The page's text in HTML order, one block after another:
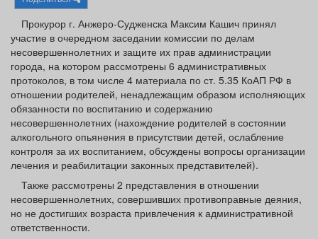
Афиша
Товары Поздравления Погода
ТВ программа Я - пенсионер
Прокурор г. Анжеро-Судженска Максим Кашич принял
участие в очередном заседании комиссии по делам
несовершеннолетних и защите их прав администрации
города, на котором рассмотрены 6 административных
протоколов, в том числе 4 материала по ст. 5.35 КоАП РФ в
отношении родителей, ненадлежащим образом исполняющих
обязанности по воспитанию и содержанию
несовершеннолетних (нахождение родителей в состоянии
алкогольного опьянения в присутствии детей, ослабление
контроля за их воспитанием, обсуждены вопросы организации
лечения и реабилитации законных представителей).
Также рассмотрены 2 представления в отношении
несовершеннолетних, совершивших противоправные деяния,
но не достигших возраста привлечения к административной
ответственности.